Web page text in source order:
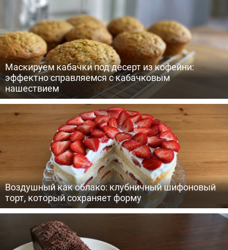
Маскируем кабачки под десерт из кофейни:
эффектно справляемся с кабачковым
нашествием
Воздушный как облако: клубничный шифоновый
торт, который сохраняет форму